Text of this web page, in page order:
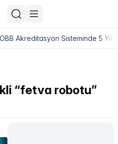
Akreditasyon Sisteminde 5
“fetva robotu”